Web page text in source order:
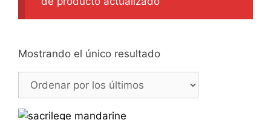
Mostrando el único resultado